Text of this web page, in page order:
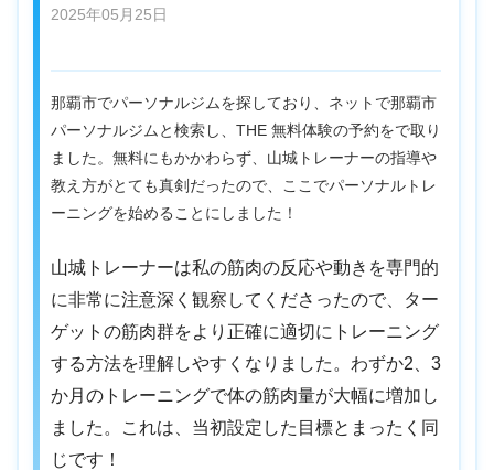
2025年05月25日
那覇市でパーソナルジムを探しており、ネットで那覇市
パーソナルジムと検索し、THE 無料体験の予約をで取り
ました。無料にもかかわらず、山城トレーナーの指導や
教え方がとても真剣だったので、ここでパーソナルトレ
ーニングを始めることにしました！
山城トレーナーは私の筋肉の反応や動きを専門的
に非常に注意深く観察してくださったので、ター
ゲットの筋肉群をより正確に適切にトレーニング
する方法を理解しやすくなりました。わずか2、3
か月のトレーニングで体の筋肉量が大幅に増加し
ました。これは、当初設定した目標とまったく同
じです！